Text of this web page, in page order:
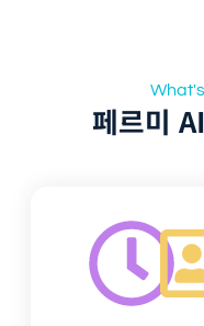
페르미